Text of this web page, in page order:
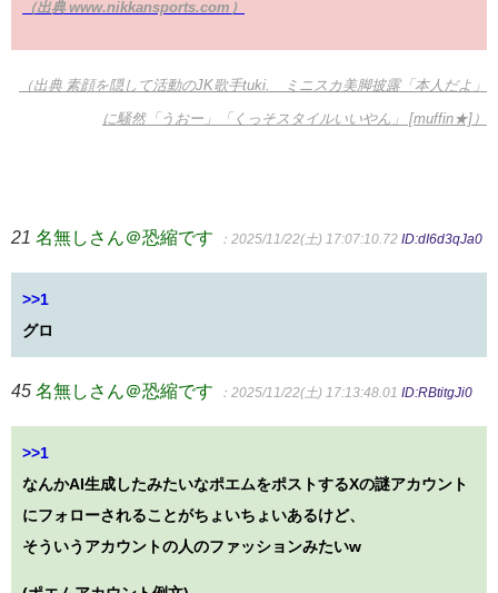
（出典 www.nikkansports.com）
（出典 素顔を隠して活動のJK歌手tuki. ミニスカ美脚披露「本人だよ」
に騒然「うおー」「くっそスタイルいいやん」 [muffin★]）
21 名無しさん＠恐縮です ：2025/11/22(土) 17:07:10.72 ID:dI6d3qJa0
>>1
グロ
45 名無しさん＠恐縮です ：2025/11/22(土) 17:13:48.01 ID:RBtitgJi0
>>1
なんかAI生成したみたいなポエムをポストするXの謎アカウント
にフォローされることがちょいちょいあるけど、
そういうアカウントの人のファッションみたいw